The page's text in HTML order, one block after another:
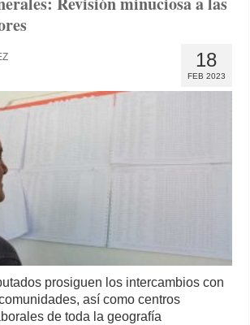
18
FEB 2023
prosiguen los intercambios con
así como centros
de toda la geografía